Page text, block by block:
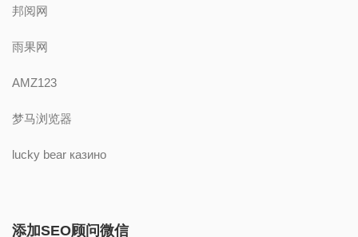
邦阅网
雨果网
AMZ123
梦马浏览器
lucky bear казино
添加SEO顾问微信